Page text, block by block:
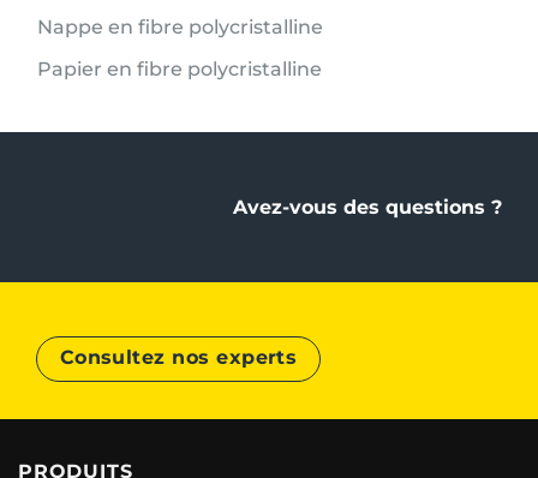
Nappe en fibre polycristalline
Papier en fibre polycristalline
Avez-vous des questions ?
Consultez nos experts
PRODUITS